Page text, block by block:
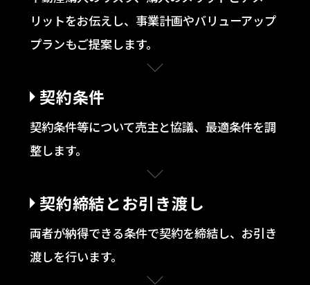
リットをお伝えし、事業計画やバリューアップ
プランもご提案します。
契約条件
契約条件等について売主と協議、最適条件を調
整します。
契約締結とお引き渡し
両者が納得できる条件で契約を締結し、お引き
渡しを行います。